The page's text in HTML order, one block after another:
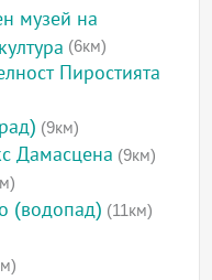
музей на
(6км)
Пиростията
(9км)
Дамасцена (9км)
(водопад) (11км)